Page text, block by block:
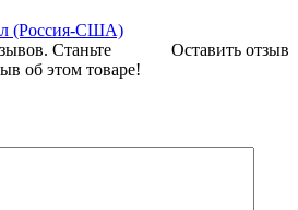
(Россия-США)
Оставить отзыв
Станьте
об этом товаре!